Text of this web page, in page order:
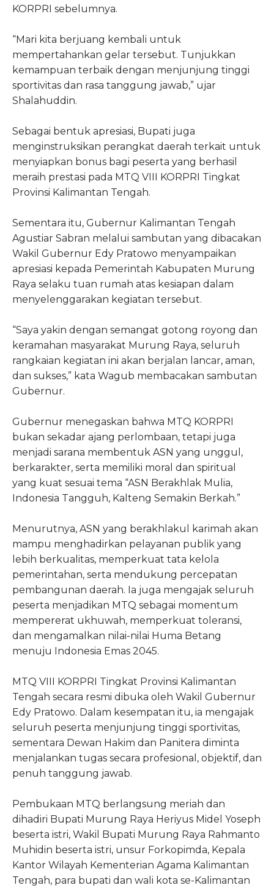
KORPRI sebelumnya.
“Mari kita berjuang kembali untuk
mempertahankan gelar tersebut. Tunjukkan
kemampuan terbaik dengan menjunjung tinggi
sportivitas dan rasa tanggung jawab,” ujar
Shalahuddin.
Sebagai bentuk apresiasi, Bupati juga
menginstruksikan perangkat daerah terkait untuk
menyiapkan bonus bagi peserta yang berhasil
meraih prestasi pada MTQ VIII KORPRI Tingkat
Provinsi Kalimantan Tengah.
Sementara itu, Gubernur Kalimantan Tengah
Agustiar Sabran melalui sambutan yang dibacakan
Wakil Gubernur Edy Pratowo menyampaikan
apresiasi kepada Pemerintah Kabupaten Murung
Raya selaku tuan rumah atas kesiapan dalam
menyelenggarakan kegiatan tersebut.
“Saya yakin dengan semangat gotong royong dan
keramahan masyarakat Murung Raya, seluruh
rangkaian kegiatan ini akan berjalan lancar, aman,
dan sukses,” kata Wagub membacakan sambutan
Gubernur.
Gubernur menegaskan bahwa MTQ KORPRI
bukan sekadar ajang perlombaan, tetapi juga
menjadi sarana membentuk ASN yang unggul,
berkarakter, serta memiliki moral dan spiritual
yang kuat sesuai tema “ASN Berakhlak Mulia,
Indonesia Tangguh, Kalteng Semakin Berkah.”
Menurutnya, ASN yang berakhlakul karimah akan
mampu menghadirkan pelayanan publik yang
lebih berkualitas, memperkuat tata kelola
pemerintahan, serta mendukung percepatan
pembangunan daerah. Ia juga mengajak seluruh
peserta menjadikan MTQ sebagai momentum
mempererat ukhuwah, memperkuat toleransi,
dan mengamalkan nilai-nilai Huma Betang
menuju Indonesia Emas 2045.
MTQ VIII KORPRI Tingkat Provinsi Kalimantan
Tengah secara resmi dibuka oleh Wakil Gubernur
Edy Pratowo. Dalam kesempatan itu, ia mengajak
seluruh peserta menjunjung tinggi sportivitas,
sementara Dewan Hakim dan Panitera diminta
menjalankan tugas secara profesional, objektif, dan
penuh tanggung jawab.
Pembukaan MTQ berlangsung meriah dan
dihadiri Bupati Murung Raya Heriyus Midel Yoseph
beserta istri, Wakil Bupati Murung Raya Rahmanto
Muhidin beserta istri, unsur Forkopimda, Kepala
Kantor Wilayah Kementerian Agama Kalimantan
Tengah, para bupati dan wali kota se-Kalimantan